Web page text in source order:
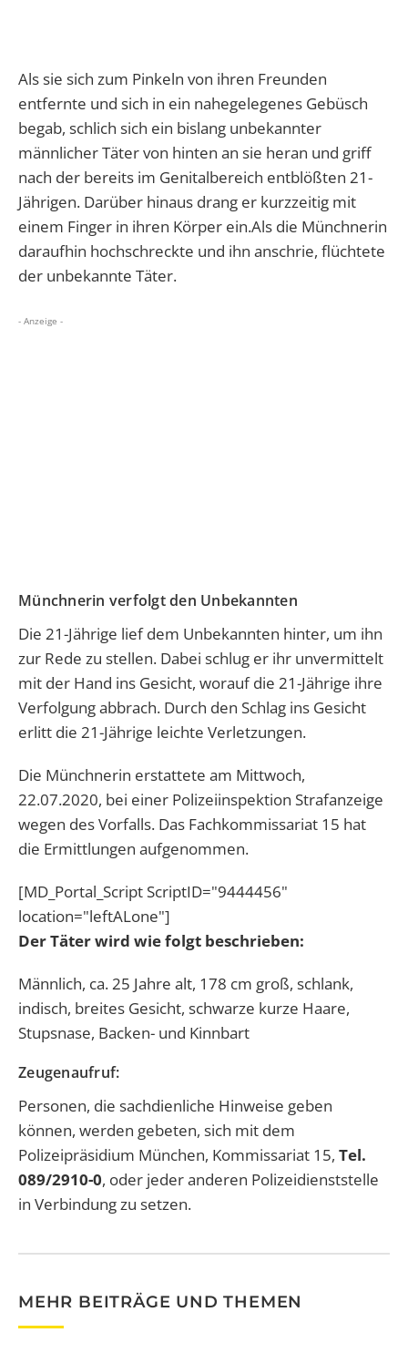
Als sie sich zum Pinkeln von ihren Freunden
entfernte und sich in ein nahegelegenes Gebüsch
begab, schlich sich ein bislang unbekannter
männlicher Täter von hinten an sie heran und griff
nach der bereits im Genitalbereich entblößten 21-
Jährigen. Darüber hinaus drang er kurzzeitig mit
einem Finger in ihren Körper ein.Als die Münchnerin
daraufhin hochschreckte und ihn anschrie, flüchtete
der unbekannte Täter.
- Anzeige -
Münchnerin verfolgt den Unbekannten
Die 21-Jährige lief dem Unbekannten hinter, um ihn
zur Rede zu stellen. Dabei schlug er ihr unvermittelt
mit der Hand ins Gesicht, worauf die 21-Jährige ihre
Verfolgung abbrach. Durch den Schlag ins Gesicht
erlitt die 21-Jährige leichte Verletzungen.
Die Münchnerin erstattete am Mittwoch,
22.07.2020, bei einer Polizeiinspektion Strafanzeige
wegen des Vorfalls. Das Fachkommissariat 15 hat
die Ermittlungen aufgenommen.
[MD_Portal_Script ScriptID="9444456"
location="leftALone"]
Der Täter wird wie folgt beschrieben:
Männlich, ca. 25 Jahre alt, 178 cm groß, schlank,
indisch, breites Gesicht, schwarze kurze Haare,
Stupsnase, Backen- und Kinnbart
Zeugenaufruf:
Personen, die sachdienliche Hinweise geben
können, werden gebeten, sich mit dem
Polizeipräsidium München, Kommissariat 15, Tel.
089/2910-0, oder jeder anderen Polizeidienststelle
in Verbindung zu setzen.
MEHR BEITRÄGE UND THEMEN